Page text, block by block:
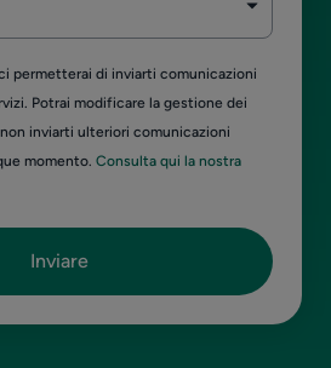
permetterai di inviarti comunicazioni
Potrai modificare la gestione dei
inviarti ulteriori comunicazioni
momento. Consulta qui la nostra